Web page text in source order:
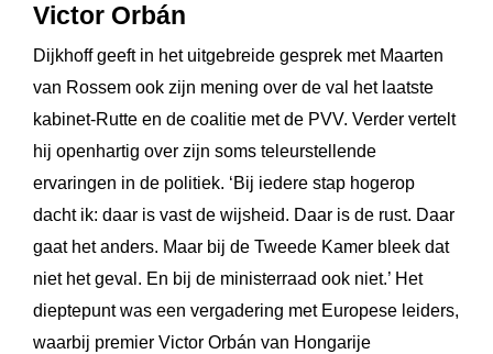
Victor Orbán
Dijkhoff geeft in het uitgebreide gesprek met Maarten
van Rossem ook zijn mening over de val het laatste
kabinet-Rutte en de coalitie met de PVV. Verder vertelt
hij openhartig over zijn soms teleurstellende
ervaringen in de politiek. ‘Bij iedere stap hogerop
dacht ik: daar is vast de wijsheid. Daar is de rust. Daar
gaat het anders. Maar bij de Tweede Kamer bleek dat
niet het geval. En bij de ministerraad ook niet.’ Het
dieptepunt was een vergadering met Europese leiders,
waarbij premier Victor Orbán van Hongarije